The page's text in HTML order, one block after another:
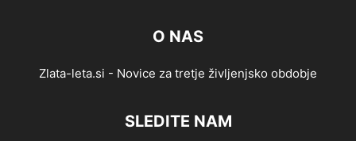
O NAS
Zlata-leta.si - Novice za tretje življenjsko obdobje
SLEDITE NAM